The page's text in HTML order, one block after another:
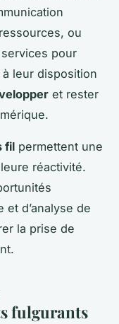
ou
pour
leur disposition
et rester
fil permettent une
réactivité.
d’analyse de
la prise de
fulgurants